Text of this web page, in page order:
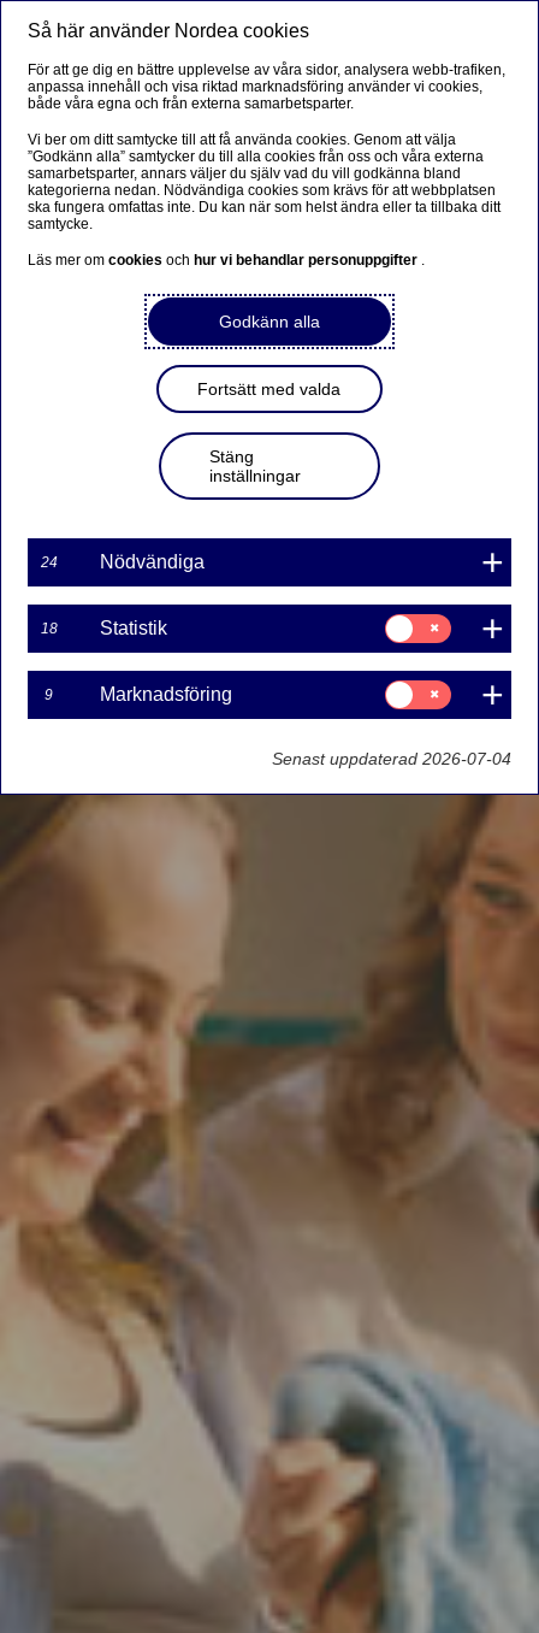
Så här använder Nordea cookies
För att ge dig en bättre upplevelse av våra sidor, analysera webb-trafiken,
anpassa innehåll och visa riktad marknadsföring använder vi cookies,
både våra egna och från externa samarbetsparter.
Vi ber om ditt samtycke till att få använda cookies. Genom att välja
”Godkänn alla” samtycker du till alla cookies från oss och våra externa
samarbetsparter, annars väljer du själv vad du vill godkänna bland
kategorierna nedan. Nödvändiga cookies som krävs för att webbplatsen
ska fungera omfattas inte. Du kan när som helst ändra eller ta tillbaka ditt
samtycke.
Läs mer omcookiesoch hur vi behandlar personuppgifter .
Godkänn alla
Fortsätt med valda
Stäng
inställningar
24 Nödvändiga
18 Statistik
Samtycke
för:
Statistik
9 Marknadsföring
Samtycke
för:
Marknadsföring
Senast uppdaterad 2026-07-04